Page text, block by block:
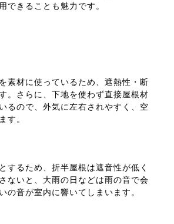
できることも魅力です。
素材に使っているため、遮熱性・断
。さらに、下地を使わず直接屋根材
るので、外気に左右されやすく、空
す。
するため、折半屋根は遮音性が低く
ないと、大雨の日などは雨の音で会
の音が室内に響いてしまいます。